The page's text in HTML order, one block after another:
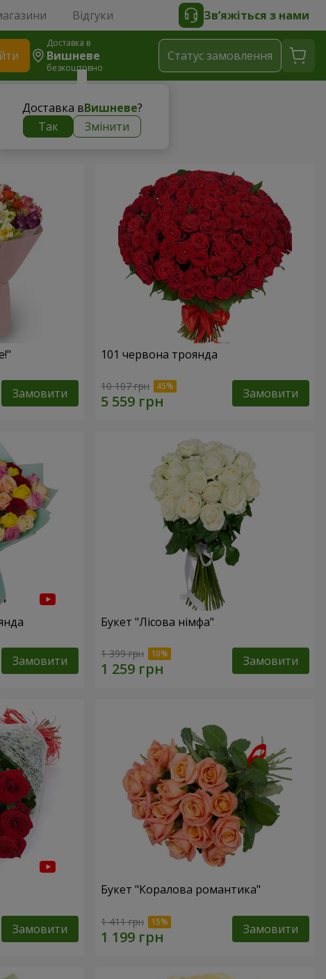
Відгуки Зв’яжіться з нами
Доставка в
Вишневе
безкоштовно
Доставка вВишневе?
Так
Змінити
Статус замовлення
Замовити
101 червона троянда
10 107 грн Замовити
Замовити
Букет "Лісова німфа"
1 399 грн Замовити
Замовити
Букет "Коралова романтика"
1 411 грн Замовити